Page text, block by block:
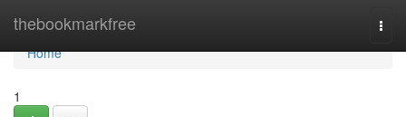
thebookmarkfree
Home
Home
1